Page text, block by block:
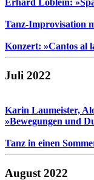
Tanz-Improvisation
Konzert: »Cantos al
Juli 2022
Karin Laumeister,
»Bewegungen und
Tanz in einen
August 2022